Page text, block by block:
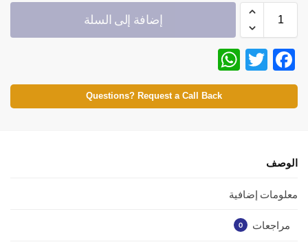
إضافة إلى السلة
F
ac
e
o
k
T
w
itt
h
at
Questions? Request a Call Back
الوصف
معلومات إضافية
مراجعات 0